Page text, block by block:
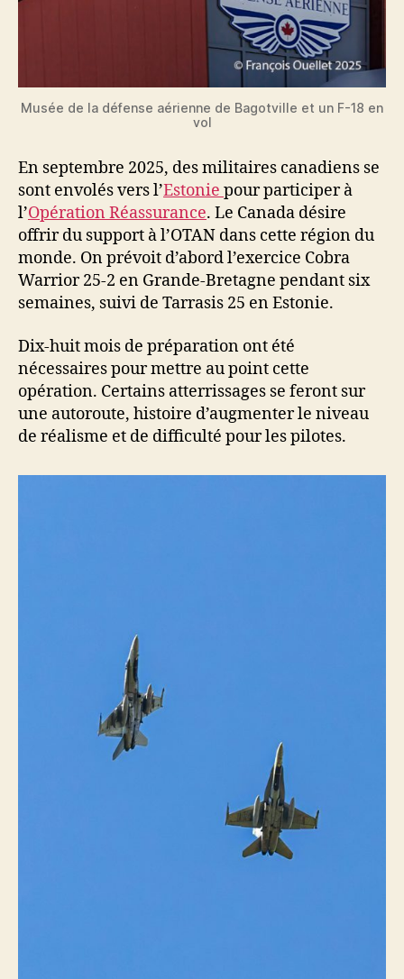
Musée de la défense aérienne de Bagotville et un F-18 en
vol
En septembre 2025, des militaires canadiens se
sont envolés vers l’Estonie pour participer à
l’Opération Réassurance. Le Canada désire
offrir du support à l’OTAN dans cette région du
monde. On prévoit d’abord l’exercice Cobra
Warrior 25-2 en Grande-Bretagne pendant six
semaines, suivi de Tarrasis 25 en Estonie.
Dix-huit mois de préparation ont été
nécessaires pour mettre au point cette
opération. Certains atterrissages se feront sur
une autoroute, histoire d’augmenter le niveau
de réalisme et de difficulté pour les pilotes.